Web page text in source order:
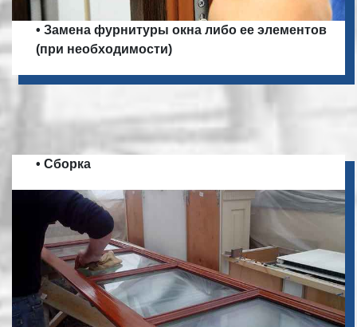
• Замена фурнитуры окна либо ее элементов
(при необходимости)
• Сборка